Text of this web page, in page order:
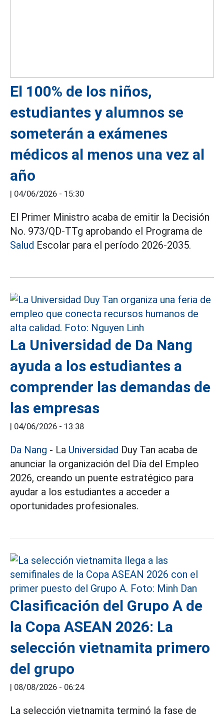
El 100% de los niños,
estudiantes y alumnos se
someterán a exámenes
médicos al menos una vez al
año
| 04/06/2026 - 15:30
El Primer Ministro acaba de emitir la Decisión
No. 973/QD-TTg aprobando el Programa de
Salud Escolar para el período 2026-2035.
La Universidad de Da Nang
ayuda a los estudiantes a
comprender las demandas de
las empresas
| 04/06/2026 - 13:38
Da Nang - La Universidad Duy Tan acaba de
anunciar la organización del Día del Empleo
2026, creando un puente estratégico para
ayudar a los estudiantes a acceder a
oportunidades profesionales.
Clasificación del Grupo A de
la Copa ASEAN 2026: La
selección vietnamita primero
del grupo
| 08/08/2026 - 06:24
La selección vietnamita terminó la fase de